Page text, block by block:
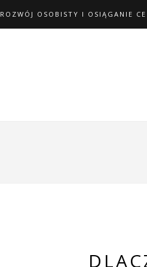
ROZWÓJ OSOBISTY I OSIĄGANIE